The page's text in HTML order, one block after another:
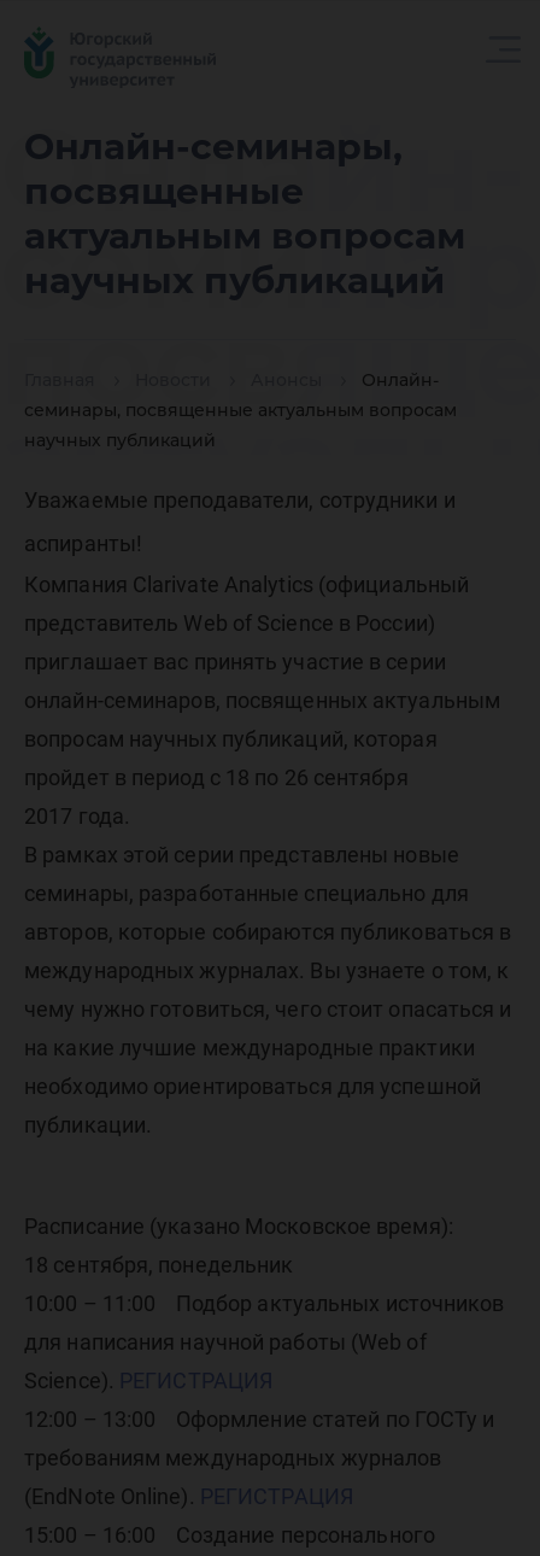
Онлайн-семинары,
посвященные
актуальным вопросам
научных публикаций
Онлайн-
семинары, посвященные актуальным вопросам
научных публикаций
Онлайн-
научных
Уважаемые преподаватели, сотрудники и
аспиранты!
Компания Clarivate Analytics (официальный
представитель Web of Science в России)
приглашает вас принять участие в серии
онлайн-семинаров, посвященных актуальным
вопросам научных публикаций, которая
пройдет в период с 18 по 26 сентября
2017 года.
В рамках этой серии представлены новые
семинары, разработанные специально для
авторов, которые собираются публиковаться в
международных журналах. Вы узнаете о том, к
чему нужно готовиться, чего стоит опасаться и
на какие лучшие международные практики
необходимо ориентироваться для успешной
публикации.
Расписание (указано Московское время):
18 сентября, понедельник
10:00 – 11:00 Подбор актуальных источников
для написания научной работы (Web of
Science). РЕГИСТРАЦИЯ
12:00 – 13:00 Оформление статей по ГОСТу и
требованиям международных журналов
(EndNote Online). РЕГИСТРАЦИЯ
15:00 – 16:00 Создание персонального